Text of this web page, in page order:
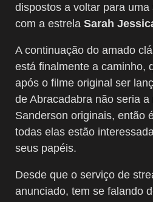
dispostos a voltar para
com a estrela Sarah
A continuação do amado
está finalmente a caminho,
após o filme original ser
de Abracadabra não seria
Sanderson originais, então
todas elas estão
seus papéis.
Desde que o serviço de
anunciado, tem se falando